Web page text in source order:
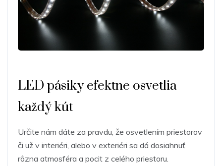
LED pásiky efektne osvetlia
každý kút
Určite nám dáte za pravdu, že osvetlením priestorov
či už v interiéri, alebo v exteriéri sa dá dosiahnuť
rôzna atmosféra a pocit z celého priestoru.